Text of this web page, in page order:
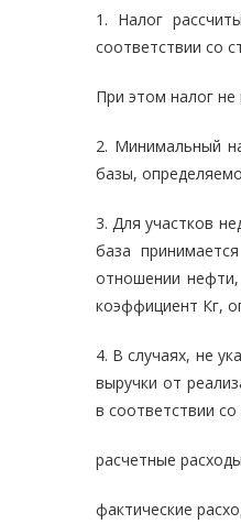
1. Налог
соответствии со
При этом налог
2. Минимальный
базы,
3. Для участков
база
отношении нефти,
коэффициент Кг,
4. В случаях, не
выручки от
в соответствии со
расчетные
фактические